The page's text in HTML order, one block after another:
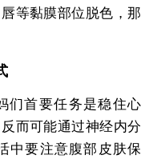
等黏膜部位脱色，那
们首要任务是稳住心
而可能通过神经内分
中要注意腹部皮肤保